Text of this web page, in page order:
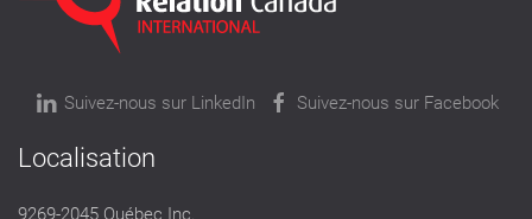
Suivez-nous sur LinkedIn Suivez-nous sur Facebook
Localisation
9269-2045 Québec Inc.